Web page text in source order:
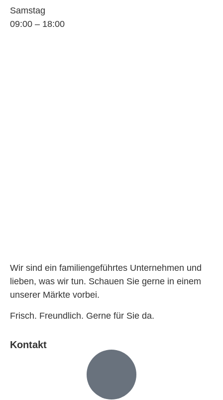
Samstag
09:00 – 18:00
Wir sind ein familiengeführtes Unternehmen und
lieben, was wir tun. Schauen Sie gerne in einem
unserer Märkte vorbei.
Frisch. Freundlich. Gerne für Sie da.
Kontakt